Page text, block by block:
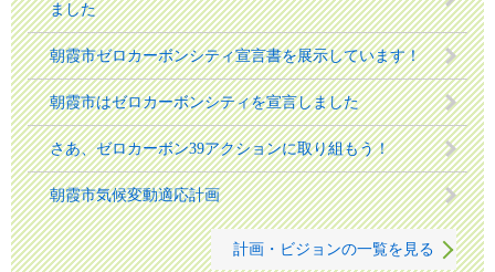
ました
朝霞市ゼロカーボンシティ宣言書を展示しています！
朝霞市はゼロカーボンシティを宣言しました
さあ、ゼロカーボン39アクションに取り組もう！
朝霞市気候変動適応計画
計画・ビジョンの一覧を見る